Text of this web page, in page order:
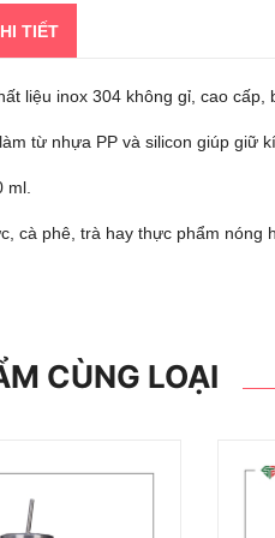
TIẾT
liệu inox 304 không gỉ, cao
từ nhựa PP và silicon giúp giữ
ml.
cà phê, trà hay thực phẩm nóng
CÙNG LOẠI